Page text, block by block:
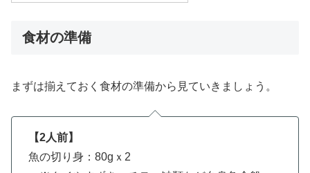
食材の準備
まずは揃えておく食材の準備から見ていきましょう。
【2人前】
魚の切り身：80gｘ2